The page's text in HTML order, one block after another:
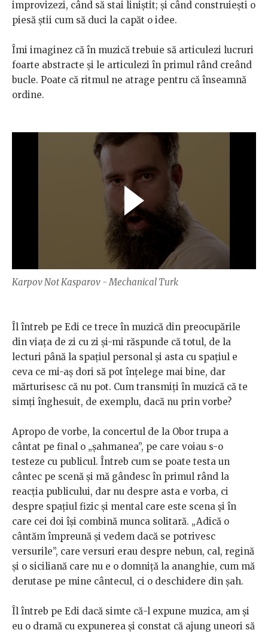
improvizezi, când să stai liniștit; și când construiești o
piesă știi cum să duci la capăt o idee.
Îmi imaginez că în muzică trebuie să articulezi lucruri
foarte abstracte și le articulezi în primul rând creând
bucle. Poate că ritmul ne atrage pentru că înseamnă
ordine.
Karpov Not Kasparov - Mechanical Turk
Îl întreb pe Edi ce trece în muzică din preocupările
din viața de zi cu zi și-mi răspunde că totul, de la
lecturi până la spațiul personal și asta cu spațiul e
ceva ce mi-aș dori să pot înțelege mai bine, dar
mărturisesc că nu pot. Cum transmiți în muzică că te
simți înghesuit, de exemplu, dacă nu prin vorbe?
Apropo de vorbe, la concertul de la Obor trupa a
cântat pe final o „șahmanea”, pe care voiau s-o
testeze cu publicul. Întreb cum se poate testa un
cântec pe scenă și mă gândesc în primul rând la
reacția publicului, dar nu despre asta e vorba, ci
despre spațiul fizic și mental care este scena și în
care cei doi își combină munca solitară. „Adică o
cântăm împreună și vedem dacă se potrivesc
versurile”, care versuri erau despre nebun, cal, regină
și o siciliană care nu e o domniță la ananghie, cum mă
derutase pe mine cântecul, ci o deschidere din șah.
Îl întreb pe Edi dacă simte că-l expune muzica, am și
eu o dramă cu expunerea și constat că ajung uneori să